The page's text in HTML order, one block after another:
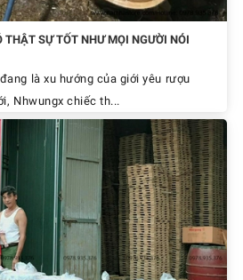
THẬT SỰ TỐT NHƯ MỌI NGƯỜI NÓI
là xu hướng của giới yêu rượu
Nhwungx chiếc th...